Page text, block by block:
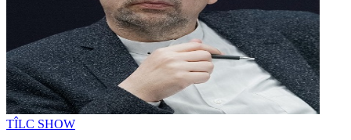
TÎLC SHOW